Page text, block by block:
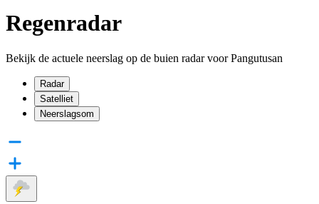
Regenradar
Bekijk de actuele neerslag op de buien radar voor Pangutusan
Radar
Satelliet
Neerslagsom